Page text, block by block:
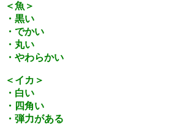
＜魚＞
・黒い
・でかい
・丸い
・やわらかい
＜イカ＞
・白い
・四角い
・弾力がある